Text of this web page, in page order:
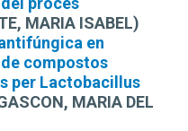
MARIA ISABEL)
en
compostos
per Lactobacillus
MARIA DEL